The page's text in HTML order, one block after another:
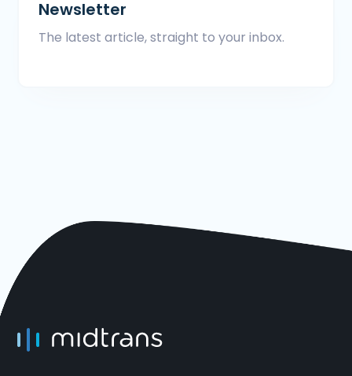
Newsletter
The latest article, straight to your inbox.